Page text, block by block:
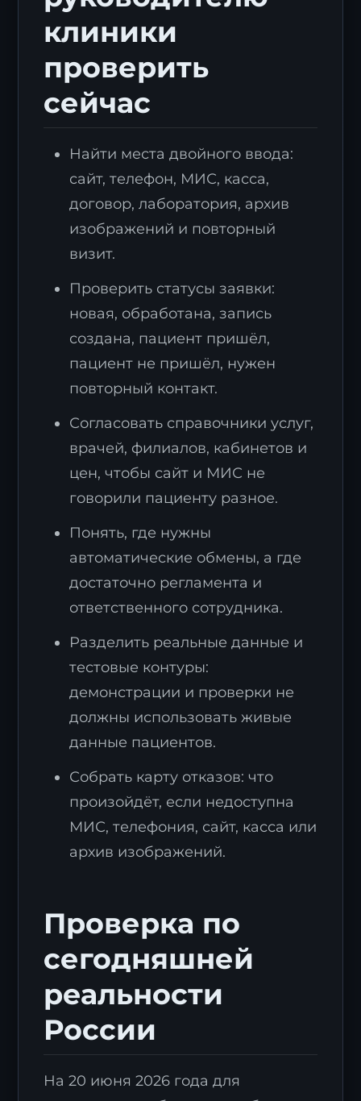
клиники
проверить
сейчас
Найти места двойного ввода:
сайт, телефон, МИС, касса,
договор, лаборатория, архив
изображений и повторный
визит.
Проверить статусы заявки:
новая, обработана, запись
создана, пациент пришёл,
пациент не пришёл, нужен
повторный контакт.
Согласовать справочники услуг,
врачей, филиалов, кабинетов и
цен, чтобы сайт и МИС не
говорили пациенту разное.
Понять, где нужны
автоматические обмены, а где
достаточно регламента и
ответственного сотрудника.
Разделить реальные данные и
тестовые контуры:
демонстрации и проверки не
должны использовать живые
данные пациентов.
Собрать карту отказов: что
произойдёт, если недоступна
МИС, телефония, сайт, касса или
архив изображений.
Проверка по
сегодняшней
реальности
России
На 20 июня 2026 года для